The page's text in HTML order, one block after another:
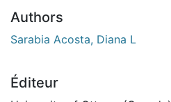
Authors
Sarabia Acosta, Diana L
Éditeur